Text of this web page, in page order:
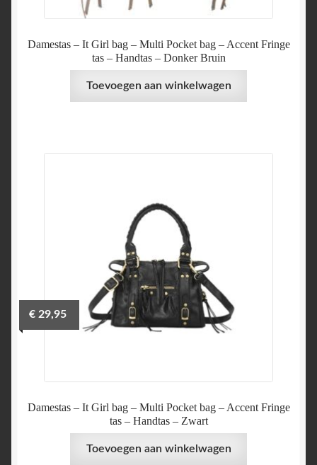
Damestas – It Girl bag – Multi Pocket bag – Accent Fringe
tas – Handtas – Donker Bruin
Toevoegen aan winkelwagen
Damestas – It Girl bag – Multi Pocket bag – Accent Fringe
tas – Handtas – Zwart
€29,95
Toevoegen aan winkelwagen